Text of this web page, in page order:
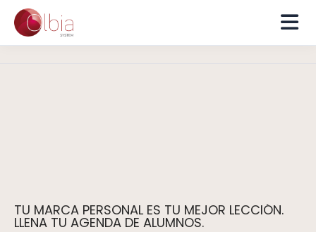
TU MARCA PERSONAL ES TU MEJOR LECCIÓN.
LLENA TU AGENDA DE ALUMNOS.